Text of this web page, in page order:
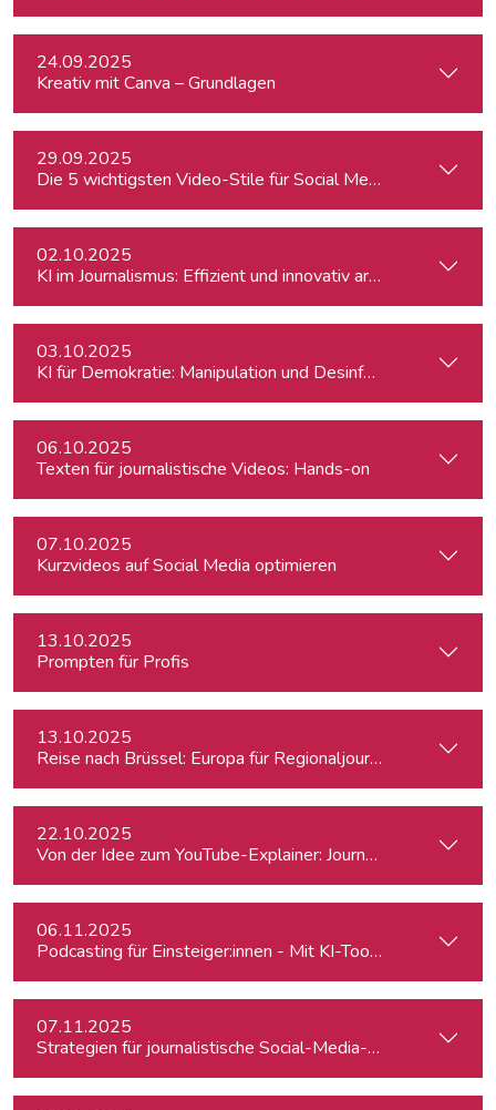
24.09.2025
Kreativ mit Canva – Grundlagen
29.09.2025
Die 5 wichtigsten Video-Stile für Social Media - Linz
02.10.2025
KI im Journalismus: Effizient und innovativ arbeiten
03.10.2025
KI für Demokratie: Manipulation und Desinformation
06.10.2025
Texten für journalistische Videos: Hands-on
07.10.2025
Kurzvideos auf Social Media optimieren
13.10.2025
Prompten für Profis
13.10.2025
Reise nach Brüssel: Europa für Regionaljournalist:innen
22.10.2025
Von der Idee zum YouTube-Explainer: Journalistische
06.11.2025
Podcasting für Einsteiger:innen - Mit KI-Tools zum Erfolg
07.11.2025
Strategien für journalistische Social-Media-Recherchen